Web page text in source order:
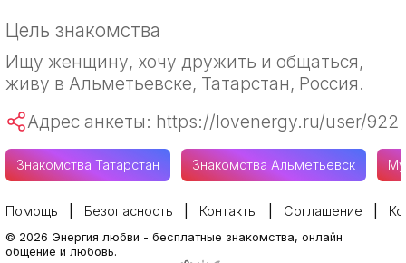
Цель знакомства
Ищу женщину, хочу дружить и общаться,
живу в Альметьевске, Татарстан, Россия.
Адрес анкеты: https://lovenergy.ru/user/922
Знакомства Татарстан Знакомства Альметьевск
Помощь Безопасность Контакты Соглашение
© 2026 Энергия любви - бесплатные знакомства, онлайн
общение и любовь.